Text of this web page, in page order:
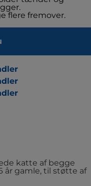
flere fremover.
katte af begge
år gamle, til støtte af